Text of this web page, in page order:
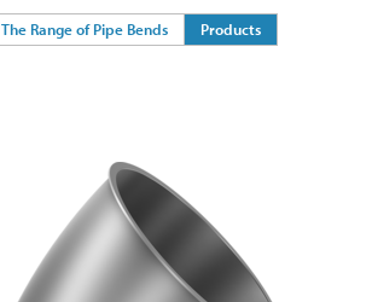
The Range of Pipe Bends Products